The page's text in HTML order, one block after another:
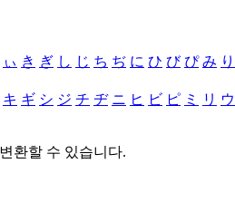
ぃ き ぎ し じ ち ぢ に ひ び ぴ み り
キ ギ シ ジ チ ヂ ニ ヒ ビ ピ ミ リ ウ
환할 수 있습니다.